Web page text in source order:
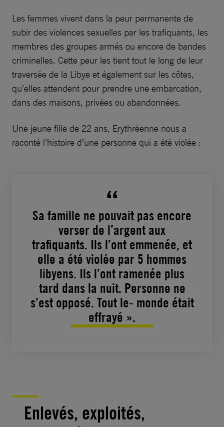
Les femmes vivent dans la peur permanente de
subir des violences sexuelles par les trafiquants, les
membres des groupes armés ou encore de bandes
criminelles. Cette peur les tient tout le long de leur
traversée de la Libye et également sur les côtes,
qu’elles attendent pour prendre une embarcation,
dans des maisons, privées ou abandonnées.
Une jeune fille de 22 ans, Erythréenne nous a
raconté l’histoire d’une personne qui a été violée :
Sa famille ne pouvait pas encore
verser de l’argent aux
trafiquants. Ils l’ont emmenée, et
elle a été violée par 5 hommes
libyens. Ils l’ont ramenée plus
tard dans la nuit. Personne ne
s’est opposé. Tout le- monde était
effrayé ».
Enlevés, exploités,